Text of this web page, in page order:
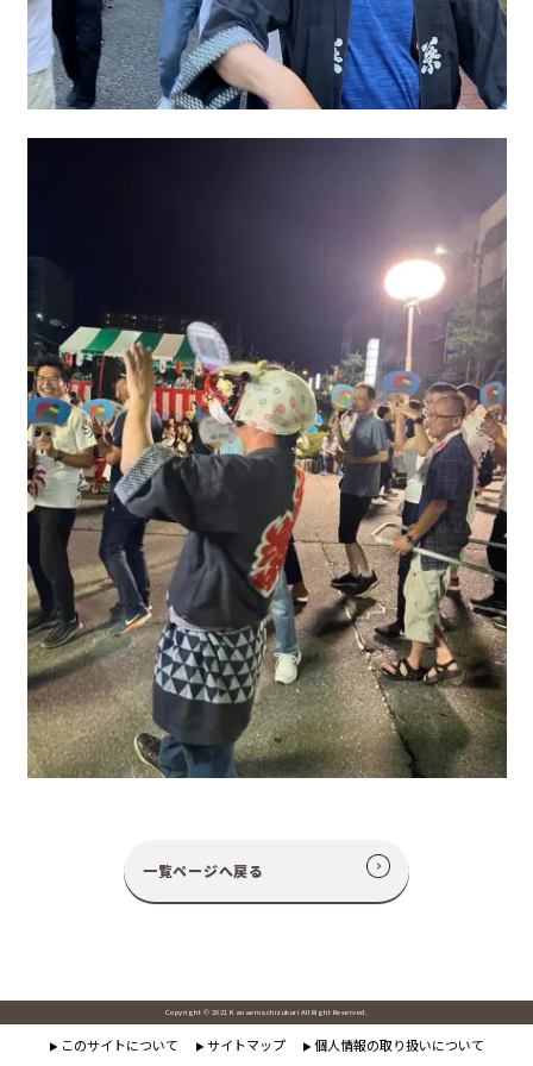
一覧ページへ戻る
Copyright © 2021 Kanaemachizukuri All Right Reserved.
▶ このサイトについて ▶ サイトマップ ▶ 個人情報の取り扱いについて